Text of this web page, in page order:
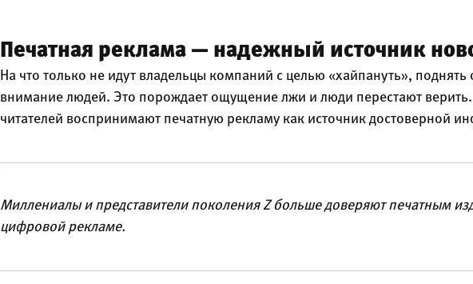
Печатная реклама — надежный источник
На что только не идут владельцы компаний с целью «хайпануть», поднять
внимание людей. Это порождает ощущение лжи и люди перестают
читателей воспринимают печатную рекламу как источник достоверной
Миллениалы и представители поколения Z больше доверяют печатным
цифровой рекламе.